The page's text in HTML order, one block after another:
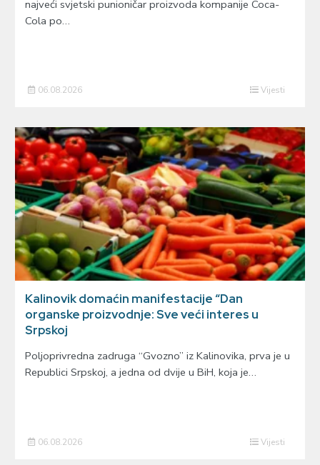
najveći svjetski punioničar proizvoda kompanije Coca-
Cola po…
06.08.2026 Vijesti
Kalinovik domaćin manifestacije “Dan
organske proizvodnje: Sve veći interes u
Srpskoj
Poljoprivredna zadruga “Gvozno” iz Kalinovika, prva je u
Republici Srpskoj, a jedna od dvije u BiH, koja je…
06.08.2026 Vijesti